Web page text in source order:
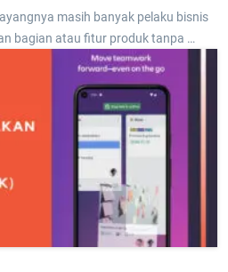
masih banyak pelaku bisnis
bagian atau fitur produk tanpa …